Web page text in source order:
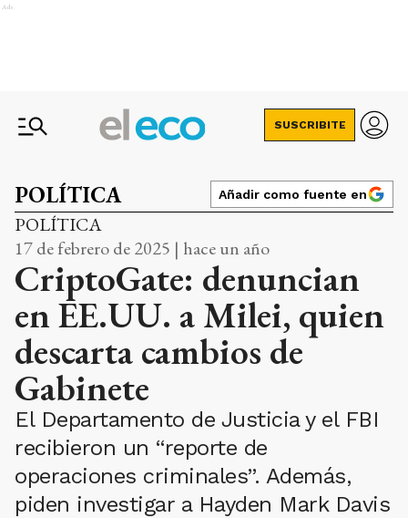
Ads
SUSCRIBITE
POLÍTICA Añadir como fuente en
POLÍTICA
17 de febrero de 2025 | hace un año
CriptoGate: denuncian
en EE.UU. a Milei, quien
descarta cambios de
Gabinete
El Departamento de Justicia y el FBI
recibieron un “reporte de
operaciones criminales”. Además,
piden investigar a Hayden Mark Davis